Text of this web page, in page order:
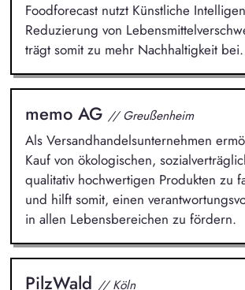
Foodforecast nutzt Künstliche
Reduzierung von
trägt somit zu mehr Nachhaltigkeit bei.
memo AG // Greußenheim
Als Versandhandelsunternehmen
Kauf von ökologischen,
qualitativ hochwertigen Produkten zu
und hilft somit, einen
in allen Lebensbereichen zu fördern.
PilzWald // Köln